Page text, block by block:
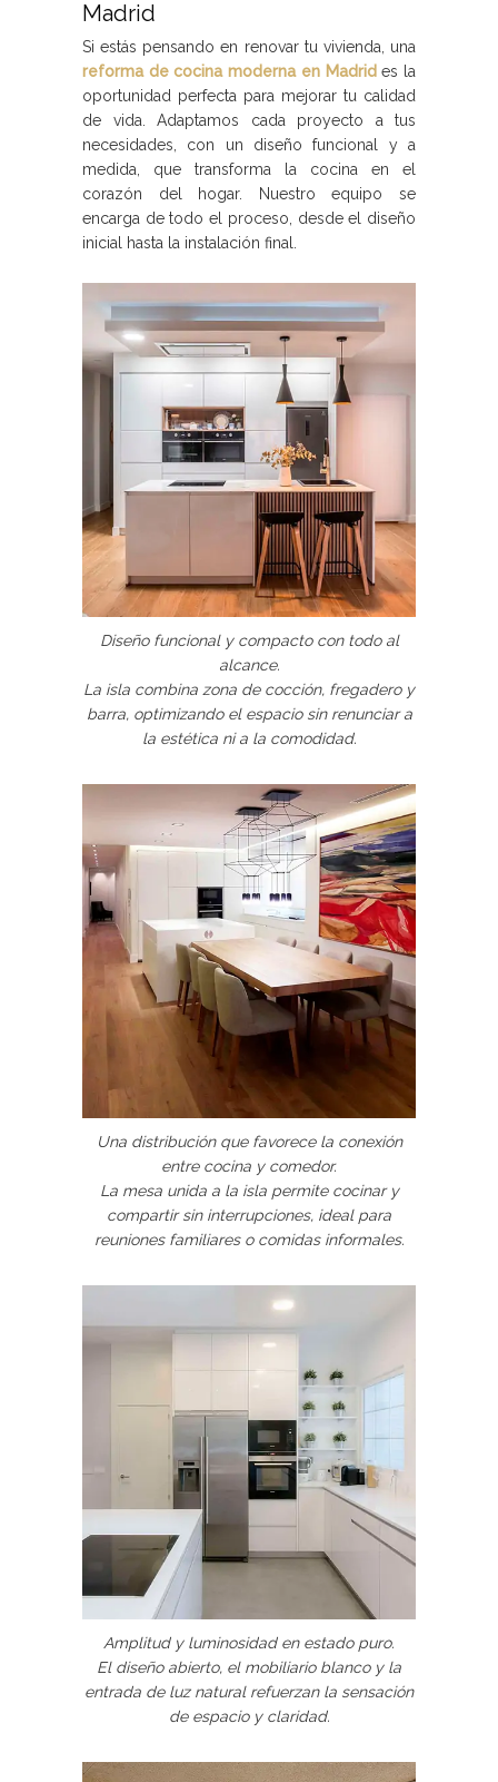
Madrid
Si estás pensando en renovar tu vivienda, una
reforma de cocina moderna en Madrid es la
oportunidad perfecta para mejorar tu calidad
de vida. Adaptamos cada proyecto a tus
necesidades, con un diseño funcional y a
medida, que transforma la cocina en el
corazón del hogar. Nuestro equipo se
encarga de todo el proceso, desde el diseño
inicial hasta la instalación final.
Diseño funcional y compacto con todo al
alcance.
La isla combina zona de cocción, fregadero y
barra, optimizando el espacio sin renunciar a
la estética ni a la comodidad.
Una distribución que favorece la conexión
entre cocina y comedor.
La mesa unida a la isla permite cocinar y
compartir sin interrupciones, ideal para
reuniones familiares o comidas informales.
Amplitud y luminosidad en estado puro.
El diseño abierto, el mobiliario blanco y la
entrada de luz natural refuerzan la sensación
de espacio y claridad.